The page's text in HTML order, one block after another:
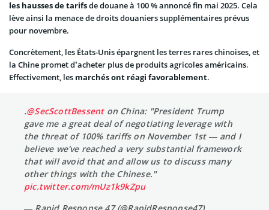
les hausses de tarifsde douane à 100 % annoncé fin mai 2025. Cela
lève ainsi la menace de droits douaniers supplémentaires prévus
pour novembre.
Concrètement, les États-Unis épargnent les terres rares chinoises, et
la Chine promet d’acheter plus de produits agricoles américains.
Effectivement, les marchés ont réagi favorablement.
.@SecScottBessenton China: "President Trump
gave me a great deal of negotiating leverage with
the threat of 100% tariffs on November 1st — and I
believe we've reached a very substantial framework
that will avoid that and allow us to discuss many
other things with the Chinese."
pic.twitter.com/mUz1k9kZpu